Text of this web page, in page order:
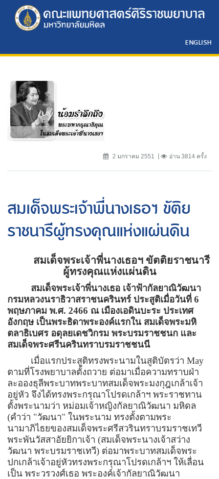
ENGLISH
2 มกราคม 2551 อ่าน 3814 ครั้ง
สมเด็จพระเจ้าพี่นางเธอฯ ขัติย
ราชนารีผู้ทรงคุณแห่งแผ่นดิน
สมเด็จพระเจ้าพี่นางเธอฯ ขัตติยราชนารี
ผู้ทรงคุณแห่งแผ่นดิน
สมเด็จพระเจ้าพี่นางเธอ เจ้าฟ้ากัลยาณิวัฒนา
กรมหลวงนราธิวาสราชนครินทร์ ประสูติเมื่อวันที่ 6
พฤษภาคม พ.ศ. 2466 ณ เมืองเอดินบะระ ประเทศ
อังกฤษ เป็นพระธิดาพระองค์แรกใน สมเด็จพระมหิ
ตลาธิเบศร อดุลยเดชวิกรม พระบรมราชชนก และ
สมเด็จพระศรีนครินทราบรมราชชนนี
เมื่อแรกประสูติทรงพระนามในสูติบัตรว่า May
ตามที่โรงพยาบาลตั้งถวาย ต่อมาเมื่อความทราบฝ่า
ละอองธุลีพระบาทพระบาทสมเด็จพระมงกุฎเกล้าเจ้า
อยู่หัว จึงได้ทรงพระกรุณาโปรดเกล้าฯ พระราชทาน
ตั้งพระนามว่า หม่อมเจ้าหญิงกัลยาณิวัฒนา มหิดล
(คำว่า "วัฒนา" ในพระนาม ทรงตั้งตามพระ
นามาภิไธยของสมเด็จพระศรีสวรินทราบรมราชเทวี
พระพันวัสสาอัยยิกาเจ้า (สมเด็จพระนางเจ้าสว่าง
วัฒนา พระบรมราชเทวี) ต่อมาพระบาทสมเด็จพระ
ปกเกล้าเจ้าอยู่หัวทรงพระกรุณาโปรดเกล้าฯ ให้เลื่อน
เป็น พระวรวงศ์เธอ พระองค์เจ้ากัลยาณิวัฒนา